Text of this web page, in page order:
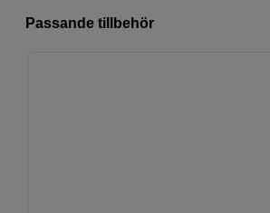
Passande tillbehör